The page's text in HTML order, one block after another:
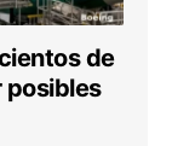
de
posibles